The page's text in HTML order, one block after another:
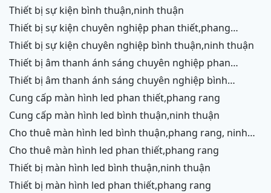
thiết bị sự kiện bình thuận,ninh thuận
thiết bị sự kiện chuyên nghiệp phan thiết,phang
rang,ninh chữ,vĩnh hy,cam ranh
thiết bị sự kiện chuyên nghiệp bình thuận,ninh thuận
thiết bị âm thanh ánh sáng chuyên nghiệp phan
thiết,phang rang,ninh chữ,vĩnh hy,cam ranh,ninh
thiết bị âm thanh ánh sáng chuyên nghiệp bình
thuận,ninh thuận
cung cấp màn hình led phan thiết,phang rang
cung cấp màn hình led bình thuận,ninh thuận
cho thuê màn hình led bình thuận,phang rang, ninh
thuận
cho thuê màn hình led phan thiết,phang rang
thiết bị màn hình led bình thuận,ninh thuận
thiết bị màn hình led phan thiết,phang rang